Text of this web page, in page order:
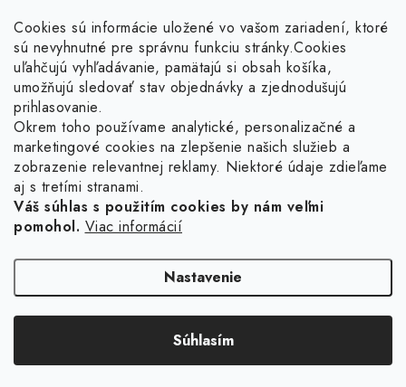
Cookies sú informácie uložené vo vašom zariadení, ktoré
sú nevyhnutné pre správnu funkciu stránky.Cookies
uľahčujú vyhľadávanie, pamätajú si obsah košíka,
umožňujú sledovať stav objednávky a zjednodušujú
prihlasovanie.
Okrem toho používame analytické, personalizačné a
marketingové cookies na zlepšenie našich služieb a
zobrazenie relevantnej reklamy. Niektoré údaje zdieľame
aj s tretími stranami.
Váš súhlas s použitím cookies by nám veľmi
pomohol. Viac informácií
Nastavenie
Súhlasím
Facebook
Obľúbené šperky
Náušnice
Prstene
Náramky
Sety
Informácie pre vás
. Všetky práva vyhradené.